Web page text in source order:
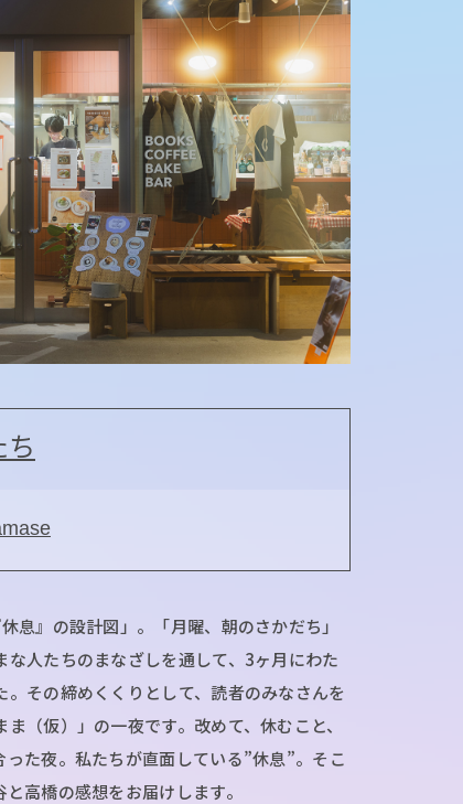
息』の設計図」。「月曜、朝のさかだち」
人たちのまなざしを通して、3ヶ月にわた
その締めくくりとして、読者のみなさんを
（仮）」の一夜です。改めて、休むこと、
た夜。私たちが直面している”休息”。そこ
高橋の感想をお届けします。